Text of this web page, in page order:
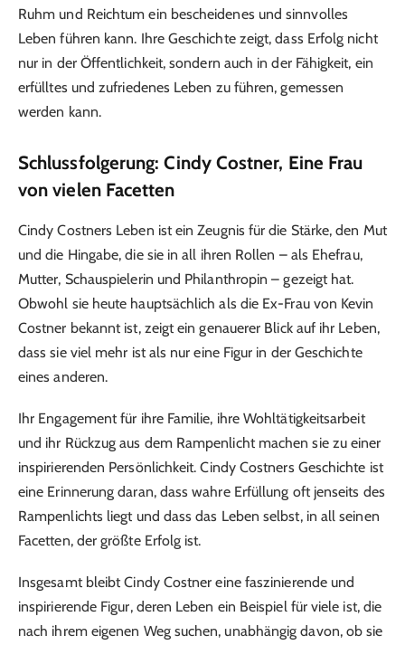
Ruhm und Reichtum ein bescheidenes und sinnvolles
Leben führen kann. Ihre Geschichte zeigt, dass Erfolg nicht
nur in der Öffentlichkeit, sondern auch in der Fähigkeit, ein
erfülltes und zufriedenes Leben zu führen, gemessen
werden kann.
Schlussfolgerung: Cindy Costner, Eine Frau
von vielen Facetten
Cindy Costners Leben ist ein Zeugnis für die Stärke, den Mut
und die Hingabe, die sie in all ihren Rollen – als Ehefrau,
Mutter, Schauspielerin und Philanthropin – gezeigt hat.
Obwohl sie heute hauptsächlich als die Ex-Frau von Kevin
Costner bekannt ist, zeigt ein genauerer Blick auf ihr Leben,
dass sie viel mehr ist als nur eine Figur in der Geschichte
eines anderen.
Ihr Engagement für ihre Familie, ihre Wohltätigkeitsarbeit
und ihr Rückzug aus dem Rampenlicht machen sie zu einer
inspirierenden Persönlichkeit. Cindy Costners Geschichte ist
eine Erinnerung daran, dass wahre Erfüllung oft jenseits des
Rampenlichts liegt und dass das Leben selbst, in all seinen
Facetten, der größte Erfolg ist.
Insgesamt bleibt Cindy Costner eine faszinierende und
inspirierende Figur, deren Leben ein Beispiel für viele ist, die
nach ihrem eigenen Weg suchen, unabhängig davon, ob sie